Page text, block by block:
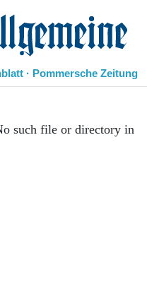
· Pommersche Zeitung
such file or directory in